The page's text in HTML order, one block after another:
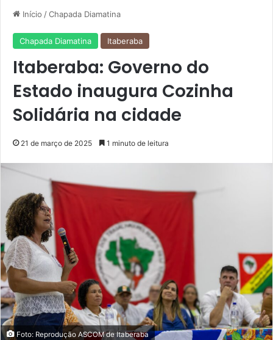
Início /Chapada Diamatina
Chapada Diamatina Itaberaba
Itaberaba: Governo do
Estado inaugura Cozinha
Solidária na cidade
21 de março de 2025 1 minuto de leitura
Foto: Reprodução ASCOM de Itaberaba